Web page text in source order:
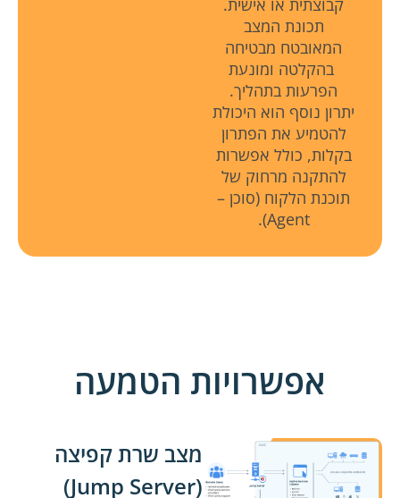
קבוצתית או אישית.
תכונת המצב
המאובטח מבטיחה
בהקלטה ומונעת
הפרעות בתהליך.
יתרון נוסף הוא היכולת
להטמיע את הפתרון
בקלות, כולל אפשרות
להתקנה מרחוק של
תוכנת הלקוח (סוכן –
Agent).
אפשרויות הטמעה
מצב שרת קפיצה
(Jump Server)